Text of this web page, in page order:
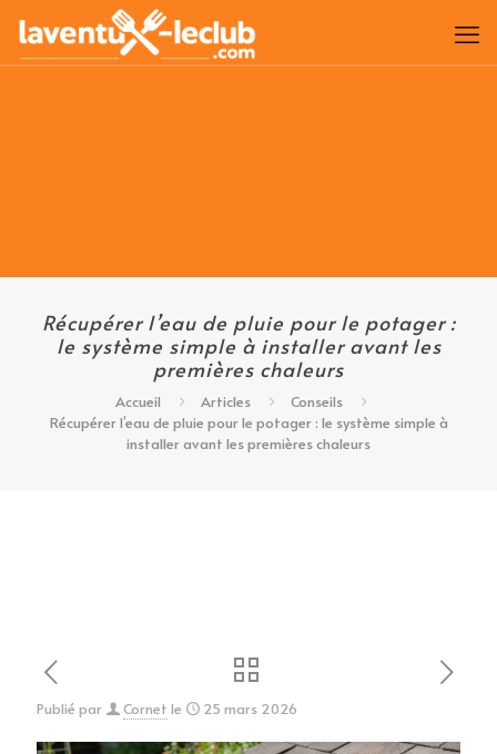
Récupérer l’eau de pluie pour le potager :
le système simple à installer avant les
premières chaleurs
Accueil Articles
Conseils
Récupérer l’eau de pluie pour le potager : le système simple à
installer avant les premières chaleurs
Publié par Cornet le 25 mars 2026